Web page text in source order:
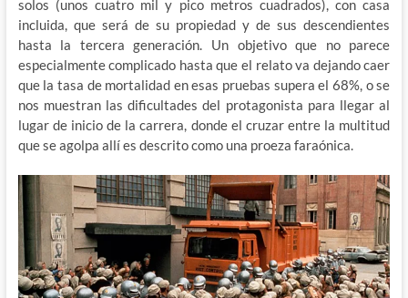
solos (unos cuatro mil y pico metros cuadrados), con casa
incluida, que será de su propiedad y de sus descendientes
hasta la tercera generación. Un objetivo que no parece
especialmente complicado hasta que el relato va dejando caer
que la tasa de mortalidad en esas pruebas supera el 68%, o se
nos muestran las dificultades del protagonista para llegar al
lugar de inicio de la carrera, donde el cruzar entre la multitud
que se agolpa allí es descrito como una proeza faraónica.